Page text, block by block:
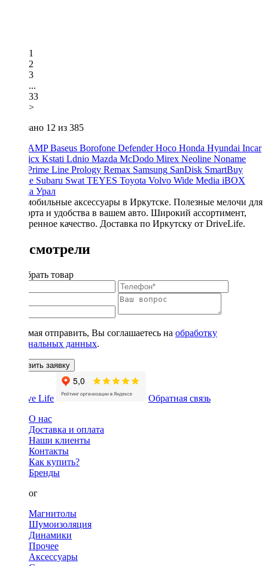
1
2
3
...
33
>
Показано 12 из 385
AMP Baseus Borofone Defender Hoco Honda Hyundai Incar
Kicx Kstati Ldnio Mazda McDodo Mirex Neoline Noname
Prime Line Prology Remax Samsung SanDisk SmartBuy
Starline Subaru Swat TEYES Toyota Volvo Wide Media iBOX
Триада Урал
Автомобильные аксессуары в Иркутске. Полезные мелочи для
комфорта и удобства в вашем авто. Широкий ассортимент,
проверенное качество. Доставка по Иркутску от DriveLife.
Вы смотрели
Подобрать товар
Нажимая отправить, Вы соглашаетесь на обработку
персональных данных.
Оставить заявку
Обратная связь
О нас
Доставка и оплата
Наши клиенты
Контакты
Как купить?
Бренды
Каталог
Магнитолы
Шумоизоляция
Динамики
Прочее
Аксессуары